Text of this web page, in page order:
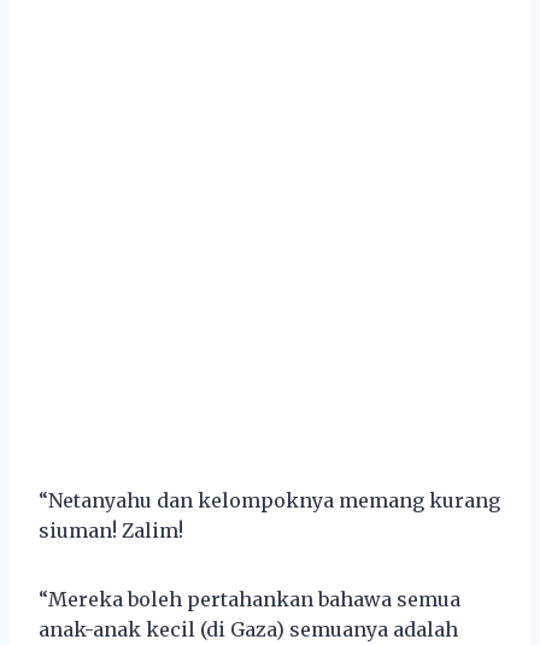
“Netanyahu dan kelompoknya memang kurang
siuman! Zalim!
“Mereka boleh pertahankan bahawa semua
anak-anak kecil (di Gaza) semuanya adalah